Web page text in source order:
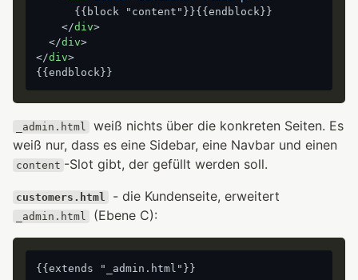
</div>
</div>
</div>
_admin.html
weiß nichts über die konkreten Seiten. Es
weiß nur, dass es eine Sidebar, eine Navbar und einen
content -Slot gibt, der gefüllt werden soll.
customers.html - die Kundenseite, erweitert
_admin.html (Ebene C):
{{extends "_admin.html"}}